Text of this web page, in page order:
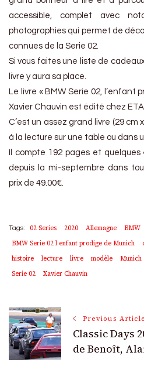
accessible, complet avec
photographies qui permet de
connues de la Serie 02.
Si vous faites une liste de
livre y aura sa place.
Le livre « BMW Serie 02, l’enfant
Xavier Chauvin est édité chez
C’est un assez grand livre (29 cm
à la lecture sur une table ou dans
Il compte 192 pages et
depuis la mi-septembre dans
prix de 49.00€.
Tags: 02 Series 2020 Allemagne BMW
BMW Serie 02 l enfant prodige de Munich
histoire
lecture livre modèle Munich
Serie 02
Xavier Chauvin
Post
Navigation
Previous Article
Classic Days
de Benoît,